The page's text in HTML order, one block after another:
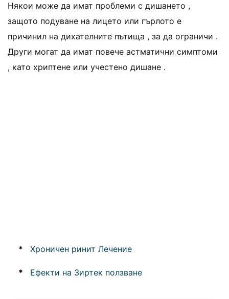
Някои може да имат проблеми с дишането ,
защото подуване на лицето или гърлото е
причинил на дихателните пътища , за да ограничи .
Други могат да имат повече астматични симптоми
, като хриптене или учестено дишане .
* Хроничен ринит Лечение
* Ефекти на Зиртек ползване